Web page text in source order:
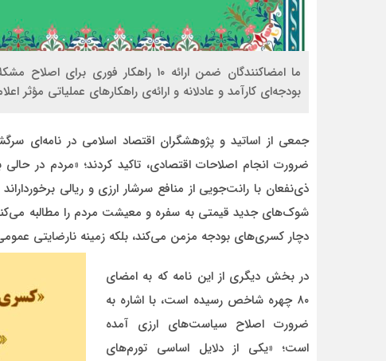
ما امضاکنندگان ضمن ارائه ۱۰ راهکار
بودجه‌ای کارآمد و عادلانه و ارائه‌ی راهکارهای عملیاتی مؤثر
جمعی از اساتید و پژوهشگران اقتصاد اسلامی در نامه‌ای
ضرورت انجام اصلاحات اقتصادی، تاکید کردند؛ «مردم در
ذی‌نفعان با رانت‌جویی از منافع سرشار ارزی و ریالی
شوک‌های جدید قیمتی به سفره و معیشت مردم را مطالبه
دچار کسری‌های بودجه مزمن می‌کند، بلکه زمینه نارضایتی
در بخش دیگری از این نامه که به امضای
۸۰ چهره شاخص رسیده است، با اشاره به
ضرورت اصلاح سیاست‌های ارزی آمده
است؛ «یکی از دلایل اساسی تورم‌های